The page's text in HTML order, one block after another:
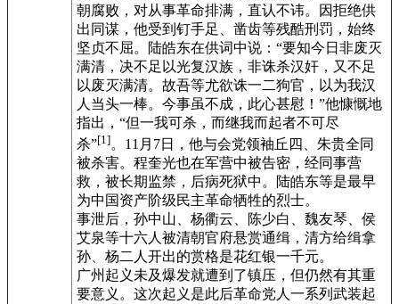
朝腐败，对从事革命排满，直认不讳。因拒绝供
出同谋，他受到钉手足、凿齿等残酷刑罚，始终
坚贞不屈。陆皓东在供词中说：“要知今日非废灭
满清，决不足以光复汉族，非诛杀汉奸，又不足
以废灭满清。故吾等尤欲诛一二狗官，以为我汉
人当头一棒。今事虽不成，此心甚慰！”他慷慨地
指出，“但一我可杀，而继我而起者不可尽
杀”[1]。11月7日，他与会党领袖丘四、朱贵全同
被杀害。程奎光也在军营中被告密，经同事营
救，被长期监禁，后病死狱中。陆皓东等是最早
为中国资产阶级民主革命牺牲的烈士。
事泄后，孙中山、杨衢云、陈少白、魏友琴、侯
艾泉等十六人被清朝官府悬赏通缉，清方给缉拿
孙、杨二人开出的赏格是花红银一千元。
广州起义未及爆发就遭到了镇压，但仍然有其重
要意义。这次起义是此后革命党人一系列武装起